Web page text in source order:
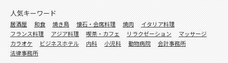
人気キーワード
居酒屋 和食 焼き鳥 懐石・会席料理 焼肉
イタリア料理
フランス料理
アジア料理 喫茶・カフェ リラクゼーション
マッサージ
カラオケ
ビジネスホテル 内科 小児科 動物病院
会計事務所
法律事務所